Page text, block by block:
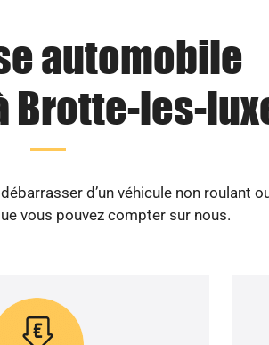
automobile
Brotte-les-
d’un véhicule non roulant
vous pouvez compter sur nous.